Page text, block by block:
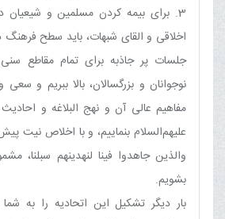
3. برای بیمه کردن مسلمین و شیعیان
اخلاقی و القای شبهات، باید سطح فرهنگ
جلسات پر جاذبه برای تمام مقاطع سنی
نوجوانان و بزرگسالان، بالا ببریم و
مفاهیم عالی آن و نهج البلاغه و
علیهم‌السلام بنماییم، و با اخلاص نیت
والذین جاهدوا فینا لنهدینهم سبلنا،
بشویم.
بار دیگر تشکیل این اتحادیه را به شما